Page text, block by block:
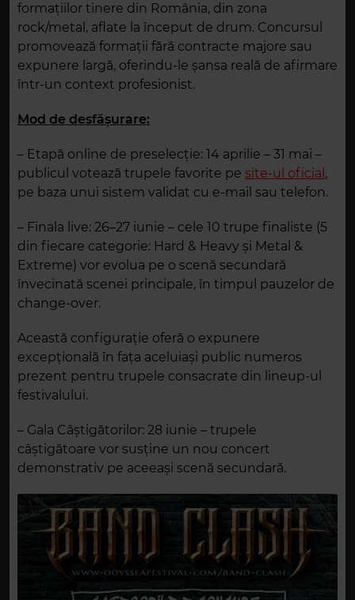
formațiilor tinere din România, din zona
rock/metal, aflate la început de drum. Concursul
promovează formații fără contracte majore sau
expunere largă, oferindu-le șansa reală de afirmare
într-un context profesionist.
Mod de desfășurare:
– Etapă online de preselecție: 14 aprilie – 31 mai –
publicul votează trupele favorite pe site-ul oficial ,
pe baza unui sistem validat cu e-mail sau telefon.
– Finala live: 26–27 iunie – cele 10 trupe finaliste (5
din fiecare categorie: Hard & Heavy și Metal &
Extreme) vor evolua pe o scenă secundară
învecinată scenei principale, în timpul pauzelor de
change-over.
Această configurație oferă o expunere
excepțională în fața aceluiași public numeros
prezent pentru trupele consacrate din lineup-ul
festivalului.
– Gala Câștigătorilor: 28 iunie – trupele
câștigătoare vor susține un nou concert
demonstrativ pe aceeași scenă secundară.